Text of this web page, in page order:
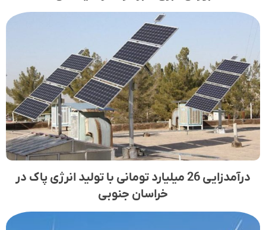
درآمدزایی 26 میلیارد تومانی با تولید انرژی پاک در
خراسان جنوبی